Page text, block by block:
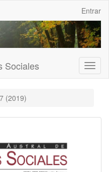
Entrar
Sociales
(2019)